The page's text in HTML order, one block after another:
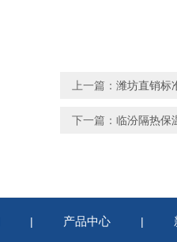
上一篇： 潍坊直销标
下一篇： 临汾隔热保
| 产品中心 |